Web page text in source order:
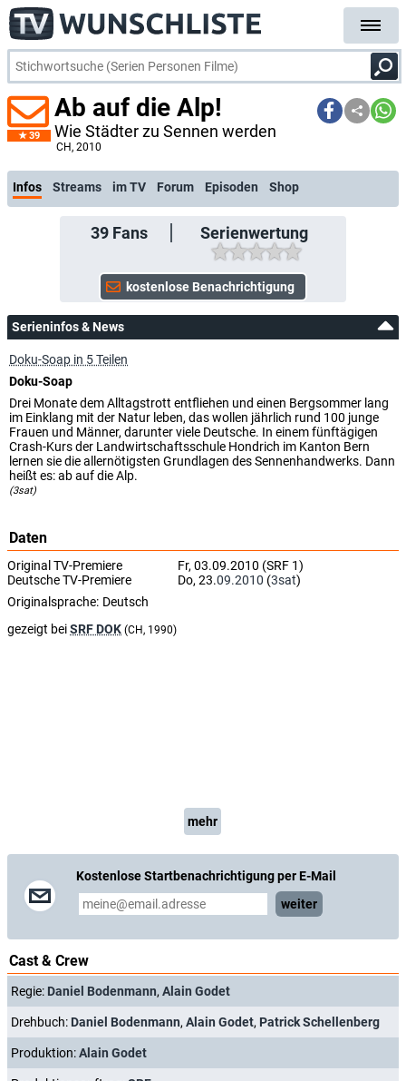
39
Ab auf die Alp!
Wie Städter zu Sennen werden
CH, 2010
kostenlose E-Mail-
Infos Streams im TV Forum Episoden Shop
39Fans Serienwertung
Serieninfos & News
Doku-Soap in 5 Teilen
Doku-Soap
Drei Monate dem Alltagstrott entfliehen und einen Bergsommer lang
im Einklang mit der Natur leben, das wollen jährlich rund 100 junge
Frauen und Männer, darunter viele Deutsche. In einem fünftägigen
Crash-Kurs der Landwirtschaftsschule Hondrich im Kanton Bern
lernen sie die allernötigsten Grundlagen des Sennenhandwerks. Dann
heißt es: ab auf die Alp.
(3sat)
Daten
Original TV-Premiere
Fr, 03.09.2010 (SRF 1)
Deutsche TV-Premiere
Do, 23.09.2010 (3sat)
Originalsprache: Deutsch
gezeigt beiSRF DOK (CH, 1990)
mehr
Kostenlose Startbenachrichtigung per E-Mail
weiter
Cast & Crew
Regie: Daniel Bodenmann, Alain Godet
Drehbuch: Daniel Bodenmann, Alain Godet, Patrick Schellenberg
Produktion:Alain Godet